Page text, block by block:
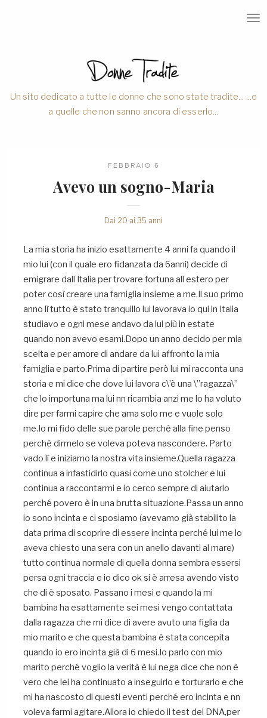
T
V
Un sito dedicato a tutte le donne che sono state tradite... ...e
a quelle che non sanno ancora di esserlo...
FEBBRAIO 6
Avevo un sogno-Maria
Dai 20 ai 35 anni
La mia storia ha inizio esattamente 4 anni fa quando il
mio lui (con il quale ero fidanzata da 6anni) decide di
emigrare dall Italia per trovare fortuna all estero per
poter così creare una famiglia insieme a me.Il suo primo
anno lì tutto è stato tranquillo lui lavorava io qui in Italia
studiavo e ogni mese andavo da lui più in estate
quando non avevo esami.Dopo un anno decido per mia
scelta e per amore di andare da lui affronto la mia
famiglia e parto.Prima di partire però lui mi racconta una
storia e mi dice che dove lui lavora c\’è una \”ragazza\”
che lo importuna ma lui nn ricambia anzi me lo ha voluto
dire per farmi capire che ama solo me e vuole solo
me.Io mi fido delle sue parole perché alla fine penso
perché dirmelo se voleva poteva nascondere. Parto
vado lì e iniziamo la nostra vita insieme.Quella ragazza
continua a infastidirlo quasi come uno stolcher e lui
continua a raccontarmi e io cerco sempre di aiutarlo
perché povero è in una brutta situazione.Passa un anno
io sono incinta e ci sposiamo (avevamo già stabilito la
data prima di scoprire di essere incinta perché lui me lo
aveva chiesto una sera con un anello davanti al mare)
tutto continua normale di quella donna sembra essersi
persa ogni traccia e io dico ok si è arresa avendo visto
che di è sposato. Passano i mesi e quando la mi
bambina ha esattamente sei mesi vengo contattata
dalla ragazza che mi dice di avere avuto una figlia da
mio marito e che questa bambina è stata concepita
quando io ero incinta già di 6 mesi.Io parlo con mio
marito perché voglio la verità è lui nega dice che non è
vero che lei ha continuato a inseguirlo e torturarlo e che
mi ha nascosto di questi eventi perché ero incinta e nn
voleva farmi agitare.Allora io chiedo il test del DNA,per